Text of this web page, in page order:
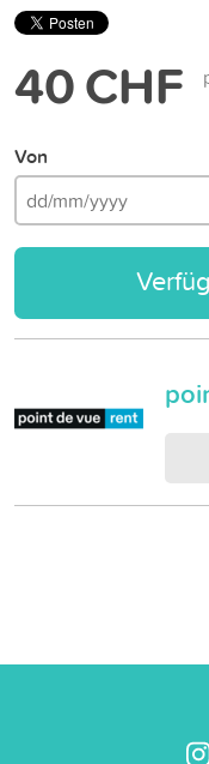
40 CHF
Von